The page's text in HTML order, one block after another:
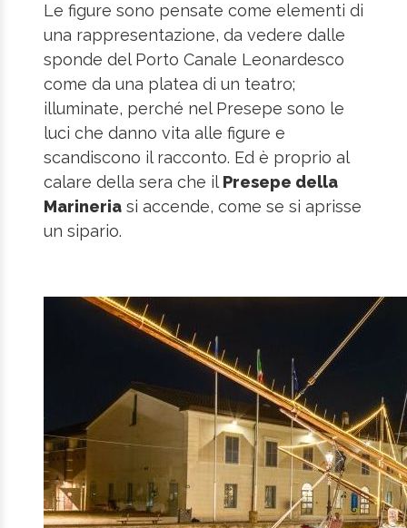
Le figure sono pensate come elementi di
una rappresentazione, da vedere dalle
sponde del Porto Canale Leonardesco
come da una platea di un teatro;
illuminate, perché nel Presepe sono le
luci che danno vita alle figure e
scandiscono il racconto. Ed è proprio al
calare della sera che il Presepe della
Marineria si accende, come se si aprisse
un sipario.